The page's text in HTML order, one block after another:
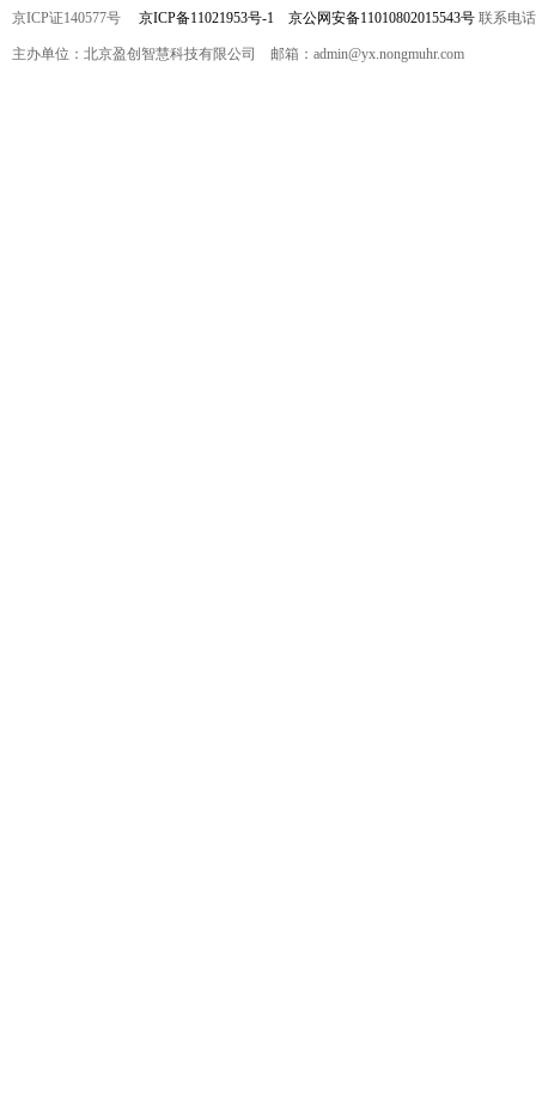
京ICP证140577号 京ICP备11021953号-1 京公网安备11010802015543号 联系电
主办单位：北京盈创智慧科技有限公司 邮箱：admin@yx.nongmuhr.com